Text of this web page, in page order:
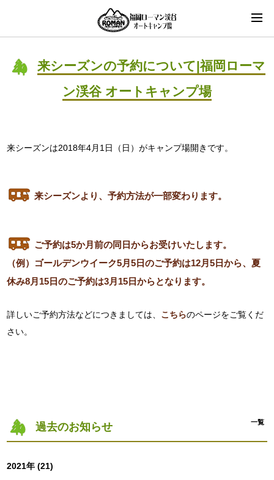
来シーズンの予約について|福岡ローマ
ン渓谷 オートキャンプ場
来シーズンは2018年4月1日（日）がキャンプ場開きです。
来シーズンより、予約方法が一部変わります。
ご予約は5か月前の同日からお受けいたします。
（例）ゴールデンウイーク5月5日のご予約は12月5日から、夏
休み8月15日のご予約は3月15日からとなります。
詳しいご予約方法などにつきましては、 こちらのページをご覧くだ
さい。
過去のお知らせ 一覧
2021年 (21)